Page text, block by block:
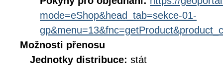
mode=eShop&head_tab=sekce-01-
Možnosti přenosu
Jednotky distribuce: stát